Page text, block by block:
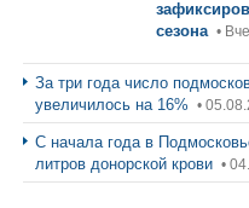
сезона •
За три года число
увеличилось на 16% •
С начала года в
литров донорской крови •